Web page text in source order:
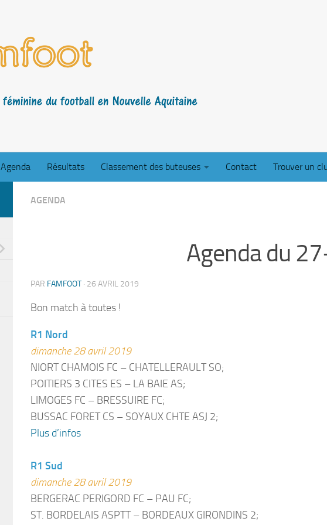
Agenda Résultats Classement des buteuses Contact Trouver un
AGENDA
Agenda du
PAR FAMFOOT · 26 AVRIL 2019
Bon match à toutes !
R1 Nord
dimanche 28 avril 2019
NIORT CHAMOIS FC – CHATELLERAULT SO;
POITIERS 3 CITES ES – LA BAIE AS;
LIMOGES FC – BRESSUIRE FC;
BUSSAC FORET CS – SOYAUX CHTE ASJ 2;
Plus d’infos
R1 Sud
dimanche 28 avril 2019
BERGERAC PERIGORD FC – PAU FC;
ST. BORDELAIS ASPTT – BORDEAUX GIRONDINS 2;